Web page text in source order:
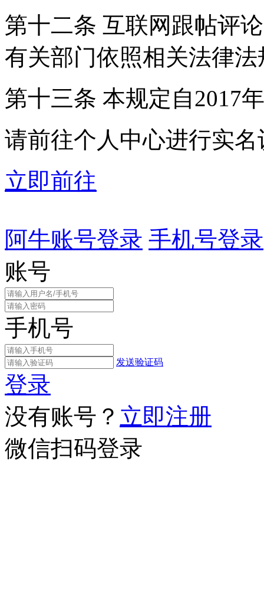
第十二条 互联网跟帖评
有关部门依照相关法律
第十三条 本规定自2017
请前往个人中心进行实名
立即前往
阿牛账号登录 手机号登录
账号
手机号
发送验证码
登录
没有账号？ 立即注册
微信扫码登录